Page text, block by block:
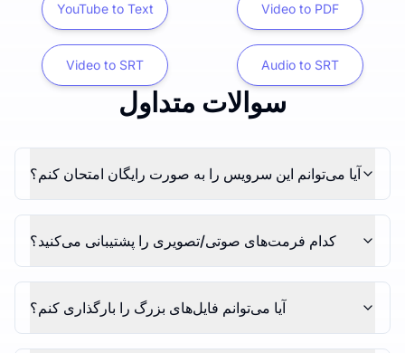
YouTube to Text Video to PDF
Video to SRT Audio to SRT
سوالات متداول
آیا می‌توانم این سرویس را به صورت رایگان امتحان کنم؟
کدام فرمت‌های صوتی/تصویری را پشتیبانی می‌کنید؟
آیا می‌توانم فایل‌های بزرگ را بارگذاری کنم؟